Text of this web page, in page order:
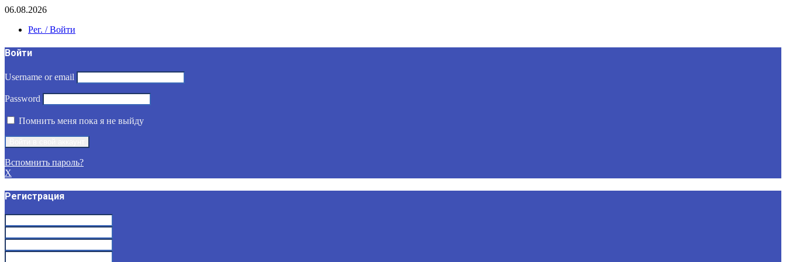
06.08.2026
Рег. / Войти
Войти
Username or email
Password
Помнить меня пока я не выйду
Вспомнить пароль?
X
Регистрация